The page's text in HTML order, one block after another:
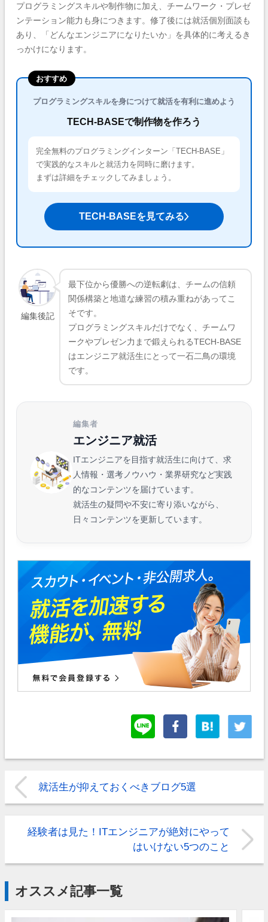
プログラミングスキルや制作物に加え、チームワーク・プレゼ
ンテーション能力も身につきます。修了後には就活個別面談も
あり、「どんなエンジニアになりたいか」を具体的に考えるき
っかけになります。
おすすめ
プログラミングスキルを身につけて就活を有利に進めよう
TECH-BASEで制作物を作ろう
完全無料のプログラミングインターン「TECH-BASE」
で実践的なスキルと就活力を同時に磨けます。
まずは詳細をチェックしてみましょう。
TECH-BASEを見てみる
編集後記
最下位から優勝への逆転劇は、チームの信頼
関係構築と地道な練習の積み重ねがあってこ
そです。
プログラミングスキルだけでなく、チームワ
ークやプレゼン力まで鍛えられるTECH-BASE
はエンジニア就活生にとって一石二鳥の環境
です。
編集者
エンジニア就活
ITエンジニアを目指す就活生に向けて、求
人情報・選考ノウハウ・業界研究など実践
的なコンテンツを届けています。
就活生の疑問や不安に寄り添いながら、
日々コンテンツを更新しています。
就活生が抑えておくべきブログ5選
経験者は見た！ITエンジニアが絶対にやって
はいけない5つのこと
オススメ記事一覧